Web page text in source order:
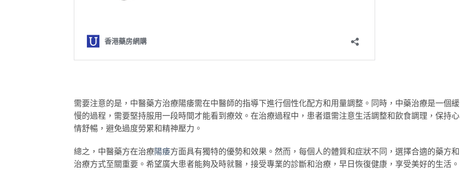
需要注意的是，中醫藥方治療陽痿需在中醫師的指導下進行個性化配方和用量調整。同時，中藥治療是一個緩
慢的過程，需要堅持服用一段時間才能看到療效。在治療過程中，患者還需注意生活調整和飲食調理，保持心
情舒暢，避免過度勞累和精神壓力。
總之，中醫藥方在治療陽痿方面具有獨特的優勢和效果。然而，每個人的體質和症狀不同，選擇合適的藥方和
治療方式至關重要。希望廣大患者能夠及時就醫，接受專業的診斷和治療，早日恢復健康，享受美好的生活。